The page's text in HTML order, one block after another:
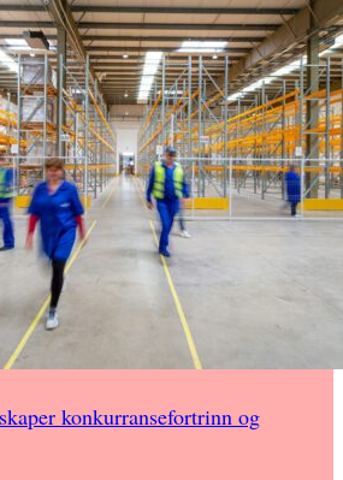
konkurransefortrinn og